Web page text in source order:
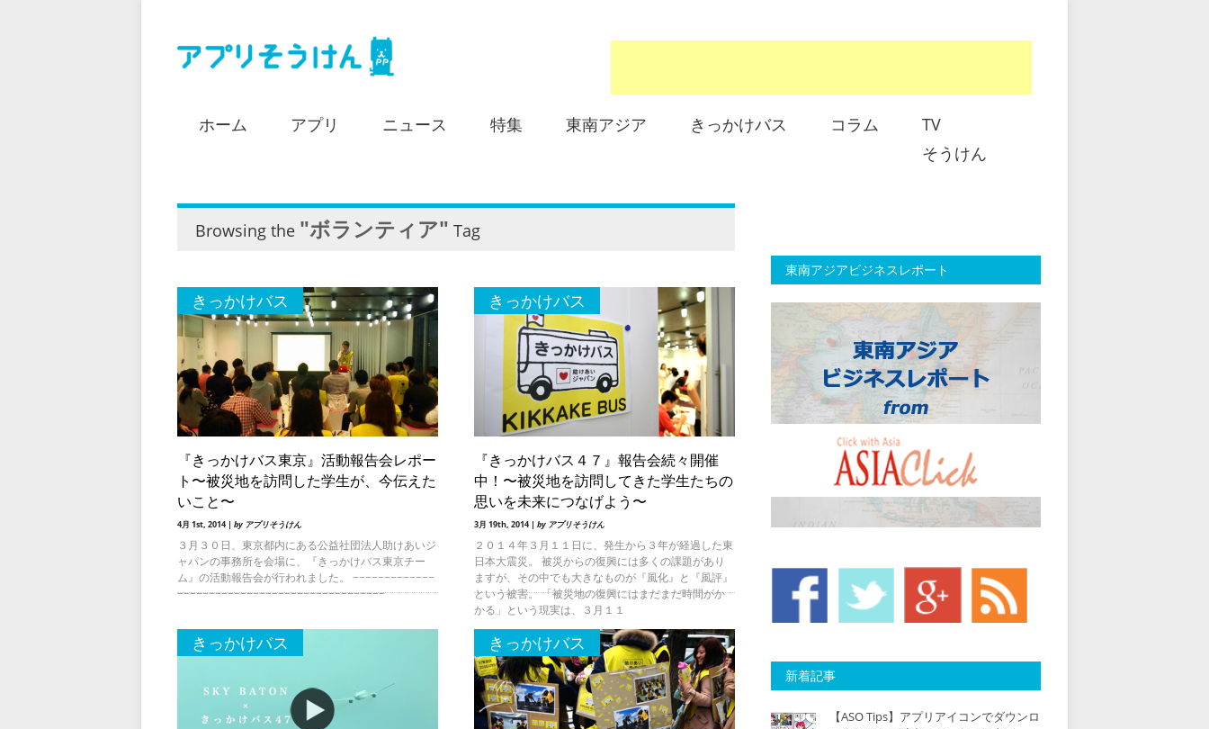
ホーム アプリ ニュース 特集 東南アジア きっかけバス コラム
TV
そうけん
Browsing the "ボランティア" Tag
きっかけバス
『きっかけバス東京』活動報告会レポー
ト〜被災地を訪問した学生が、今伝えた
いこと〜
4月 1st, 2014 | by アプリそうけん
３月３０日、東京都内にある公益社団法人助けあいジ
ャパンの事務所を会場に、『きっかけバス東京チー
ム』の活動報告会が行われました。 −−−−−−−−−−−−−
−−−−−−−−−−−−−−−−−−−−−−−−−−−−−−−−−
きっかけバス
『きっかけバス４７』報告会続々開催
中！〜被災地を訪問してきた学生たちの
思いを未来につなげよう〜
3月 19th, 2014 | by アプリそうけん
２０１４年３月１１日に、発生から３年が経過した東
日本大震災。 被災からの復興には多くの課題があり
ますが、その中でも大きなものが『風化』と『風評』
という被害。 「被災地の復興にはまだまだ時間がか
かる」という現実は、３月１１
きっかけバス きっかけバス
東南アジアビジネスレポート
新着記事
【ASO Tips】アプリアイコンでダウンロ